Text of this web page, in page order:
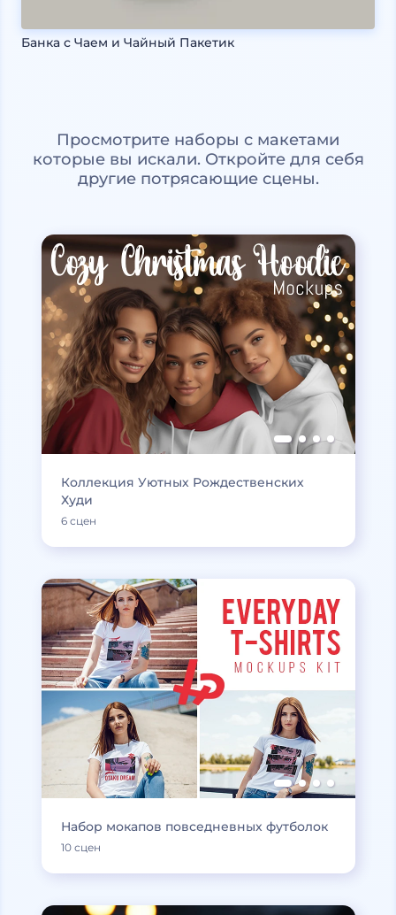
Банка с Чаем и Чайный Пакетик
Просмотрите наборы с макетами
которые вы искали. Откройте для себя
другие потрясающие сцены.
Коллекция Уютных Рождественских
Худи
6 сцен
Набор мокапов повседневных футболок
10 сцен